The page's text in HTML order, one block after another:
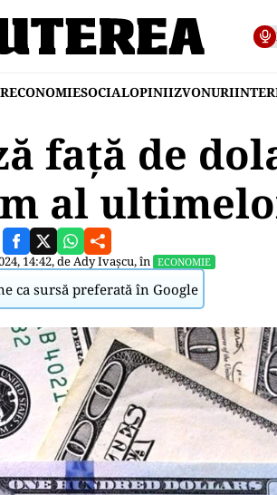
ECONOMIESOCIALOPINIIZVONURI
faţă de
al
14:42, deAdy Ivașcu, în ECONOMIE
ca sursă preferată în Google